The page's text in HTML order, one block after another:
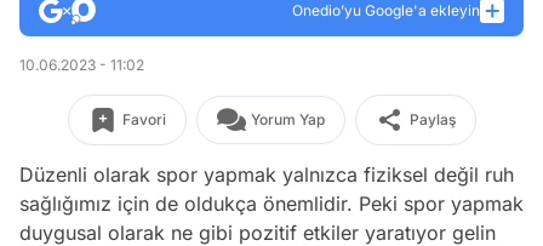
Onedio’yu Google'a ekleyin
10.06.2023 - 11:02
Favori Yorum Yap Paylaş
Düzenli olarak spor yapmak yalnızca fiziksel değil ruh
sağlığımız için de oldukça önemlidir. Peki spor yapmak
duygusal olarak ne gibi pozitif etkiler yaratıyor gelin